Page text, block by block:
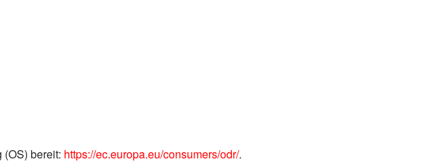
bereit: https://ec.europa.eu/consumers/odr/.